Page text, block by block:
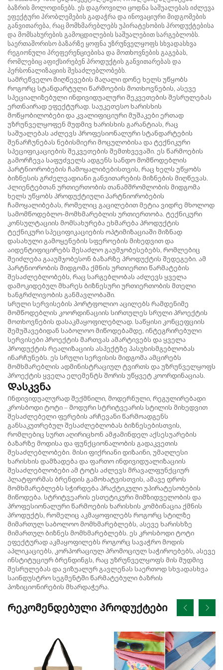
ბაზრის მოლოდინებს. ეს დაგროვილი ცოდნა საშუალებას იძლევა
ეფექტური პრობლემების გადაჭრა და ინოვაციური მიდგომების
განვითარება, რაც მომხმარებლებს უპირატესობის პროდუქტებისა
და მომსახურების გამოცდილების საშუალებით სარგებლობს.
საერთაშორისო ბაზარზე ყოფნა უზრუნველყოფს სხვადასხვა
რეგიონული პრეფერენციებისა და მოთხოვნების გაგებას,
რომლებიც აფიქსირებენ პროდუქტის განვითარებას და
პერსონალიზაციის შესაძლებლობებს.
Სამრეწველო მიღწევების მაღალი დონე ხელს უწყობს
როგორც სტანდარტული წარმოების მოთხოვნების, ასევე
სპეციალიზებული ინდივიდუალური შეკვეთების შესრულებას
ერთნაირად ეფექტურად. საუკეთესო ხარისხის
მოწყობილობები და კვალიფიციური მუშაკები ერთად
უზრუნველყოფენ მუდმივ ხარისხის გარანტიას, რაც
საშუალებას აძლევს პროფესიონალური სტანდარტების
შენარჩუნებას ნებისმიერი მოცულობისა და ტექნიკური
სპეციფიკაციების შეკვეთების შემთხვევაში. ეს წარმოების
გამორჩევა საფუძველს ადგენს სანდო მომწოდებლის
პარტნიორობების ჩამოყალიბებისთვის, რაც ხელს უწყობს
ბიზნესის გრძელვადიანი განვითარების მიზნების მიღწევას.
Კლიენტებთან ურთიერთობის თანამშრომლობის მიდგომა
ხელს უწყობს პროდუქტიული პარტნიორობების
ჩამოყალიბებას, რომელიც გაცილებით მეტია ვიდრე მხოლოდ
სამომწოდებლო-მომხმარებლის ურთიერთობა. ტექნიკური
კონსულტაციის მომსახურება ეხმარება პროდუქტის
ტექნიკური სპეციფიკაციების ოპტიმიზაციაში მიზნად
დასახული გამოყენების სფეროების მიხედვით და
აიდენტიფიცირებს შესაძლო გაუმჯობესებებს, რომლებიც
შეიძლება გააუმჯობესონ ბაზარზე პროდუქტის შედეგები. ამ
პარტნიორობის მიდგომა ქმნის ურთიერთი წარმატების
შესაძლებლობებს, რაც სარგებლობას აძლევს ყველა
დამოკიდებულ მხარეს ბიზნესური ურთიერთობის მთელი
ხანგრძლივობის განმავლობაში.
Სრული სერვისების პორტფოლიო აცილებს რამდენიმე
მომწოდებლის კოორდინაციის სირთულეს სრული პროექტის
მოთხოვნების დასაკმაყოფილებლად. საწყისი კონცეფციის
შემუშავებიდან საბოლოო მიწოდებამდე, ინტეგრირებული
სერვისები პროექტის მართვას ამარტივებს და ყველა
პროდუქტის რეალიზაციის ასპექტზე პასუხისმგებლობას
ინარჩუნებს. ეს სრული სერვისის მიდგომა ამცირებს
მომხმარებლის ადმინისტრაციულ ტვირთს და უზრუნველყოფს
პროექტის ყველა ელემენტს შორის უწყვეტ კოორდინაციას.
Დასკვნა
Ინდივიდუალურად შექმნილი, მოდერნული, რეგულირებადი
კროსბოდი ტოტი – მოდური სტრიტვეარის სტილის მიხედვით
შესაძლებელი ფერების არჩევანი წარმოადგენს
განსაკუთრებულ შესაძლებლობას ბიზნესებისთვის,
რომლებიც სურთ აღირიცხონ ამჟამინდელ აქსესუარების
ბაზარზე მოდისა და ფუნქციონალობის გადაკვეთის
შესაძლებლობები. მისი ფიქრიანი დიზაინი, უმაღლესი
ხარისხის დამზადება და ფართო ინდივიდუალიზაციის
შესაძლებლობები ამ ტოტს აძლევს მრავალფუნქციურ
პლატფორმას ბრენდის გამოხატვისთვის, ამავე დროს
მომხმარებლებს სჭირდება პრაქტიკული უპირატესობების
მიწოდება. სტრიტვეარის ესთეტიკური მიმზიდველობის და
პროფესიონალური წარმოების ხარისხის კომბინაცია ქმნის
პროდუქტს, რომელიც აკმაყოფილებს როგორც სტილზე
მიმართულ საბოლოო მომხმარებლებს, ასევე ხარისხზე
მიმართულ ბიზნეს მომხმარებლებს. ეს კროსბოდი ტოტი
ეფექტურად აკმაყოფილებს როგორც სავაჭრო მოდის
აპლიკაციებს, კორპორაციულ პრომოციულ საჭიროებებს, ასევე
ინსტიტუციურ ბრენდინგს, რაც უზრუნველყოფს მის მუდმივ
შესრულებას და ვიზუალურ გავლენას საერთოდ სხვადასხვა
საინდუსტრო სეგმენტში წარმატებული ბაზრის
პოზიციონირების მხარდაჭერა.
Რეკომენდებული Პროდუქტები